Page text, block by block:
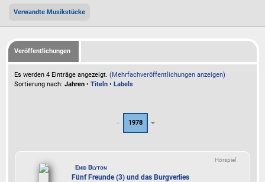
Verwandte Musikstücke
Veröffentlichungen
Es werden 4 Einträge angezeigt. (Mehrfachveröffentlichungen anzeigen)
Sortierung nach: Jahren • Titeln • Labels
1978
Hörspiel
Enid Blyton
Fünf Freunde (3) und das Burgverlies